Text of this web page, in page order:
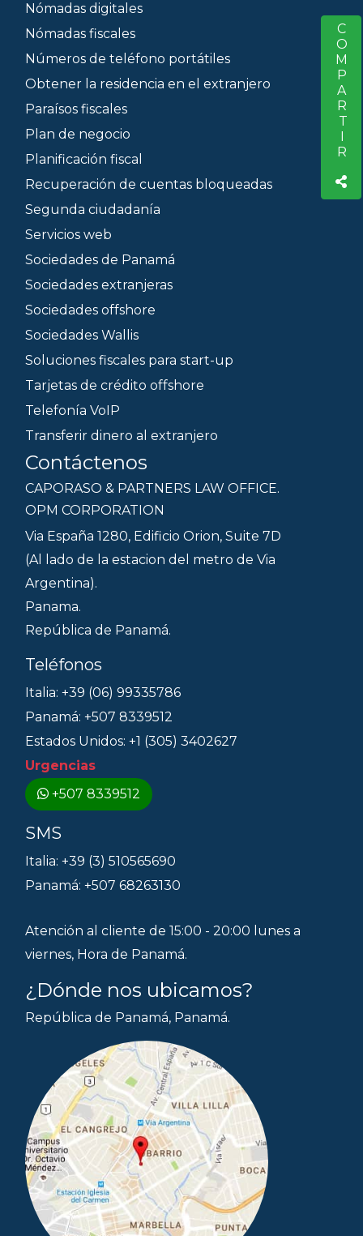
COMPARTIR
Nómadas digitales
Nómadas fiscales
Números de teléfono portátiles
Obtener la residencia en el extranjero
Paraísos fiscales
Plan de negocio
Planificación fiscal
Recuperación de cuentas bloqueadas
Segunda ciudadanía
Servicios web
Sociedades de Panamá
Sociedades extranjeras
Sociedades offshore
Sociedades Wallis
Soluciones fiscales para start-up
Tarjetas de crédito offshore
Telefonía VoIP
Transferir dinero al extranjero
Contáctenos
CAPORASO & PARTNERS LAW OFFICE.
OPM CORPORATION
Via España 1280, Edificio Orion, Suite 7D
(Al lado de la estacion del metro de Via
Argentina).
Panama.
República de Panamá.
Teléfonos
Italia: +39 (06) 99335786
Panamá: +507 8339512
Estados Unidos: +1 (305) 3402627
Urgencias
+507 8339512
SMS
Italia: +39 (3) 510565690
Panamá: +507 68263130
Atención al cliente de 15:00 - 20:00 lunes a
viernes, Hora de Panamá.
¿Dónde nos ubicamos?
República de Panamá, Panamá.